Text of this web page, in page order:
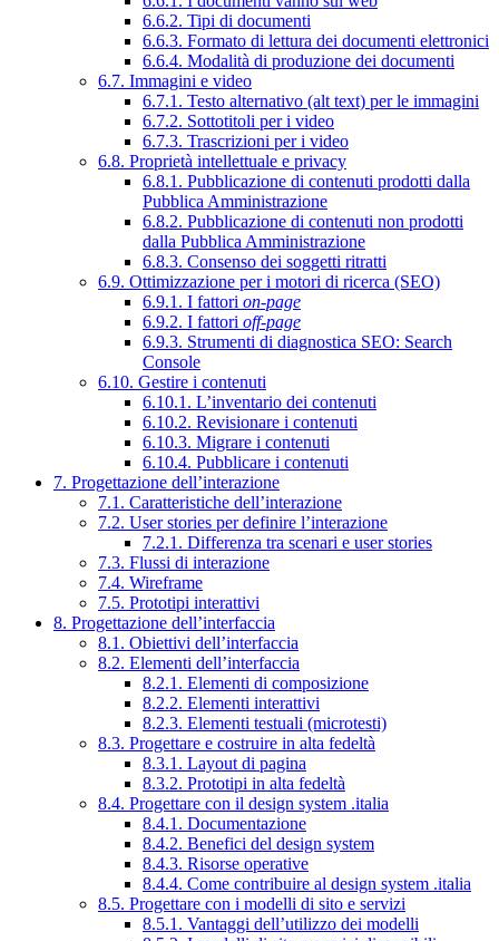
6.6.2. Tipi di documenti
6.6.3. Formato di lettura dei documenti elettronici
6.6.4. Modalità di produzione dei documenti
6.7. Immagini e video
6.7.1. Testo alternativo (alt text) per le immagini
6.7.2. Sottotitoli per i video
6.7.3. Trascrizioni per i video
6.8. Proprietà intellettuale e privacy
6.8.1. Pubblicazione di contenuti prodotti dalla
Pubblica Amministrazione
6.8.2. Pubblicazione di contenuti non prodotti
dalla Pubblica Amministrazione
6.8.3. Consenso dei soggetti ritratti
6.9. Ottimizzazione per i motori di ricerca (SEO)
6.9.1. I fattori on-page
6.9.2. I fattori off-page
6.9.3. Strumenti di diagnostica SEO: Search
Console
6.10. Gestire i contenuti
6.10.1. L’inventario dei contenuti
6.10.2. Revisionare i contenuti
6.10.3. Migrare i contenuti
6.10.4. Pubblicare i contenuti
7. Progettazione dell’interazione
7.1. Caratteristiche dell’interazione
7.2. User stories per definire l’interazione
7.2.1. Differenza tra scenari e user stories
7.3. Flussi di interazione
7.4. Wireframe
7.5. Prototipi interattivi
8. Progettazione dell’interfaccia
8.1. Obiettivi dell’interfaccia
8.2. Elementi dell’interfaccia
8.2.1. Elementi di composizione
8.2.2. Elementi interattivi
8.2.3. Elementi testuali (microtesti)
8.3. Progettare e costruire in alta fedeltà
8.3.1. Layout di pagina
8.3.2. Prototipi in alta fedeltà
8.4. Progettare con il design system .italia
8.4.1. Documentazione
8.4.2. Benefici del design system
8.4.3. Risorse operative
8.4.4. Come contribuire al design system .italia
8.5. Progettare con i modelli di sito e servizi
8.5.1. Vantaggi dell’utilizzo dei modelli